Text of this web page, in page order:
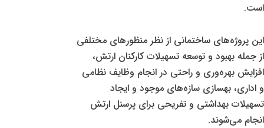
است.
این پروژه‌های ساختمانی از نظر منظورهای مختلفی
از جمله بهبود و توسعه تسهیلات کارکنان ارتش،
افزایش بهره‌وری و راحتی در انجام وظایف نظامی
و اداری، بهسازی سازه‌های موجود و ایجاد
تسهیلات بهداشتی و تفریحی برای پرسنل ارتش
انجام می‌شوند.